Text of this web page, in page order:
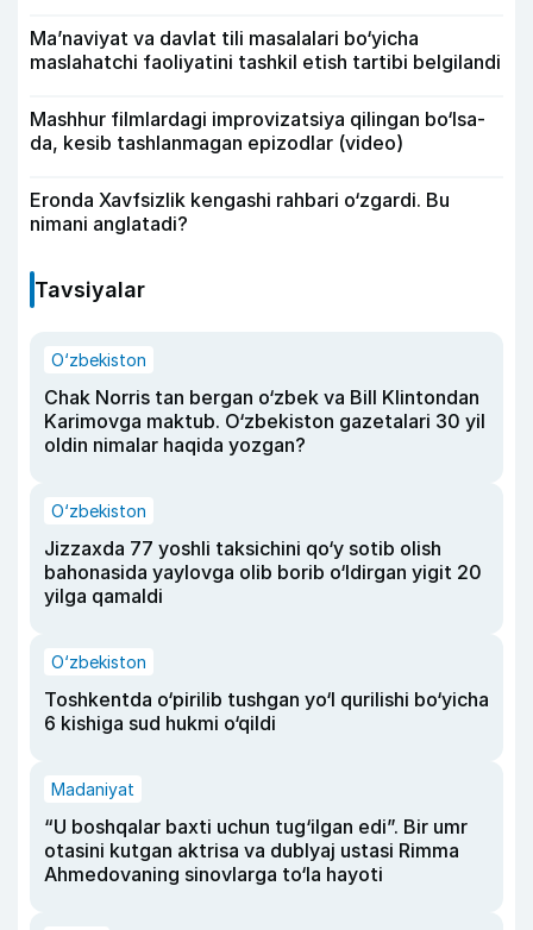
Ma’naviyat va davlat tili masalalari bo‘yicha
maslahatchi faoliyatini tashkil etish tartibi belgilandi
Mashhur filmlardagi improvizatsiya qilingan bo‘lsa-
da, kesib tashlanmagan epizodlar (video)
Eronda Xavfsizlik kengashi rahbari o‘zgardi. Bu
nimani anglatadi?
Tavsiyalar
O‘zbekiston
Chak Norris tan bergan o‘zbek va Bill Klintondan
Karimovga maktub. O‘zbekiston gazetalari 30 yil
oldin nimalar haqida yozgan?
O‘zbekiston
Jizzaxda 77 yoshli taksichini qo‘y sotib olish
bahonasida yaylovga olib borib o‘ldirgan yigit 20
yilga qamaldi
O‘zbekiston
Toshkentda o‘pirilib tushgan yo‘l qurilishi bo‘yicha
6 kishiga sud hukmi o‘qildi
Madaniyat
“U boshqalar baxti uchun tug‘ilgan edi”. Bir umr
otasini kutgan aktrisa va dublyaj ustasi Rimma
Ahmedovaning sinovlarga to‘la hayoti